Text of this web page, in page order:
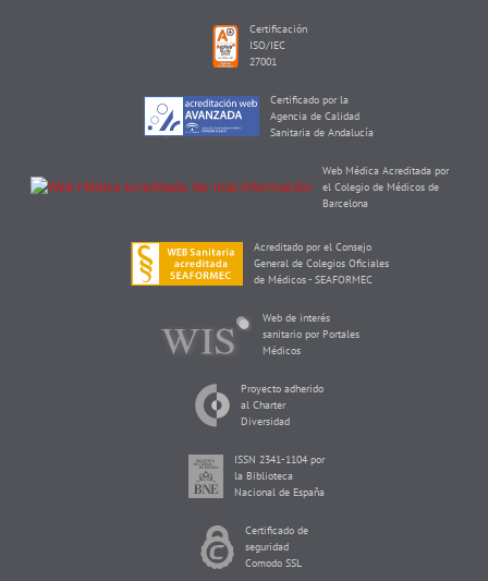
Certificación
ISO/IEC
27001
Certificado por la
Agencia de Calidad
Sanitaria de Andalucía
Web Médica Acreditada por
el Colegio de Médicos de
Barcelona
Acreditado por el Consejo
General de Colegios Oficiales
de Médicos - SEAFORMEC
Web de interés
sanitario por Portales
Médicos
Proyecto adherido
al Charter
Diversidad
ISSN 2341-1104 por
la Biblioteca
Nacional de España
Certificado de
seguridad
Comodo SSL